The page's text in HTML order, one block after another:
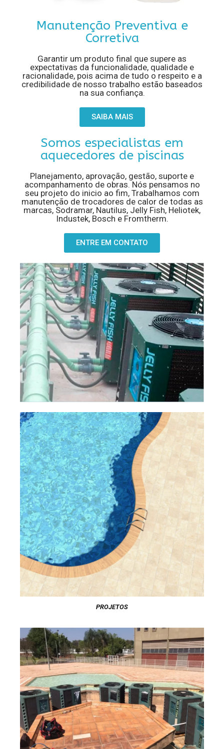
Manutenção Preventiva e
Corretiva
Garantir um produto final que supere as
expectativas da funcionalidade, qualidade e
racionalidade, pois acima de tudo o respeito e a
credibilidade de nosso trabalho estão baseados
na sua confiança.
SAIBA MAIS
Somos especialistas em
aquecedores de piscinas
Planejamento, aprovação, gestão, suporte e
acompanhamento de obras. Nós pensamos no
seu projeto do inicio ao fim, Trabalhamos com
manutenção de trocadores de calor de todas as
marcas, Sodramar, Nautilus, Jelly Fish, Heliotek,
Industek, Bosch e Fromtherm.
ENTRE EM CONTATO
PROJETOS